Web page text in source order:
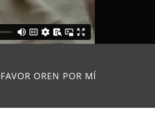
OREN POR MÍ